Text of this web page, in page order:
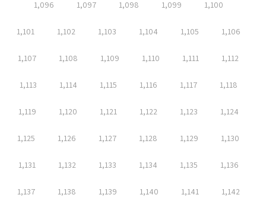
1,096 1,097 1,098 1,099 1,100
1,101 1,102 1,103 1,104 1,105 1,106
1,107 1,108 1,109 1,110 1,111 1,112
1,113 1,114 1,115 1,116 1,117 1,118
1,119 1,120 1,121 1,122 1,123 1,124
1,125 1,126 1,127 1,128 1,129 1,130
1,131 1,132 1,133 1,134 1,135 1,136
1,137 1,138 1,139 1,140 1,141 1,142